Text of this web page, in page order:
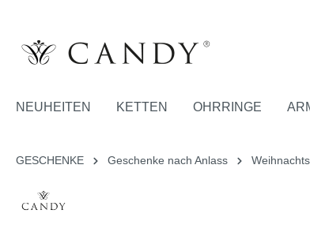
NEUHEITEN KETTEN OHRRINGE
GESCHENKE Geschenke nach Anlass